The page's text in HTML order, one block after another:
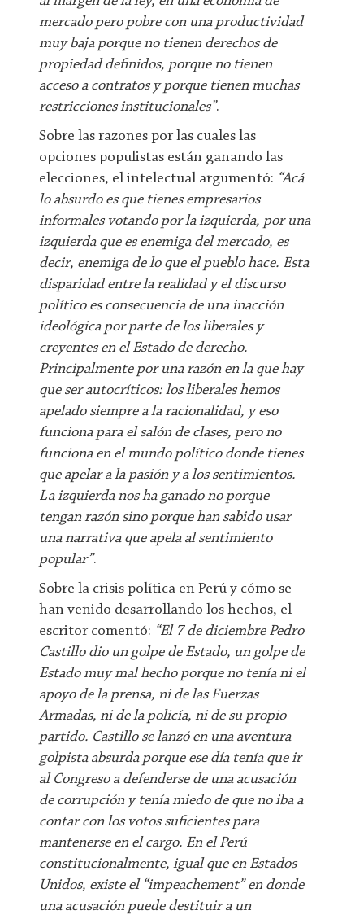
mercado pero pobre con una productividad
muy baja porque no tienen derechos de
propiedad definidos, porque no tienen
acceso a contratos y porque tienen muchas
restricciones institucionales”.
Sobre las razones por las cuales las
opciones populistas están ganando las
elecciones, el intelectual argumentó: “Acá
lo absurdo es que tienes empresarios
informales votando por la izquierda, por una
izquierda que es enemiga del mercado, es
decir, enemiga de lo que el pueblo hace. Esta
disparidad entre la realidad y el discurso
político es consecuencia de una inacción
ideológica por parte de los liberales y
creyentes en el Estado de derecho.
Principalmente por una razón en la que hay
que ser autocríticos: los liberales hemos
apelado siempre a la racionalidad, y eso
funciona para el salón de clases, pero no
funciona en el mundo político donde tienes
que apelar a la pasión y a los sentimientos.
La izquierda nos ha ganado no porque
tengan razón sino porque han sabido usar
una narrativa que apela al sentimiento
popular”.
Sobre la crisis política en Perú y cómo se
han venido desarrollando los hechos, el
escritor comentó: “El 7 de diciembre Pedro
Castillo dio un golpe de Estado, un golpe de
Estado muy mal hecho porque no tenía ni el
apoyo de la prensa, ni de las Fuerzas
Armadas, ni de la policía, ni de su propio
partido. Castillo se lanzó en una aventura
golpista absurda porque ese día tenía que ir
al Congreso a defenderse de una acusación
de corrupción y tenía miedo de que no iba a
contar con los votos suficientes para
mantenerse en el cargo. En el Perú
constitucionalmente, igual que en Estados
Unidos, existe el “impeachement” en donde
una acusación puede destituir a un